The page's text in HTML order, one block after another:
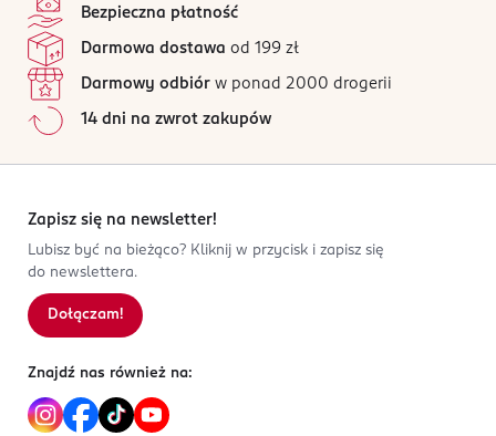
OSTRZEŻENIA DOTYCZĄCE BEZPIECZEŃSTWA
Przechowywać w suchym i chłodnym miejscu. Unikać
kontaktu z oczami. W przypadku dostania się do oczy
natychmiast przemyć letnią wodą. Do użytku
zewnętrznego. Nie spożywać . Nie stosować dla dzieci
niesamowitą przygodą.
OSOBA/PODMIOT ODPOWIEDZIALNY
Zbrowskiego 14
26-600
Radom
698691109
Jak działają opinie?
Bezpieczna płatność
Darmowa dostawa od 199 zł
Darmowy odbiór w ponad 2000 drogerii
14 dni na zwrot zakupów
Zapisz się na newsletter!
Lubisz być na bieżąco? Kliknij w przycisk i zapisz się
do newslettera.
Dołączam!
Znajdź nas również na: